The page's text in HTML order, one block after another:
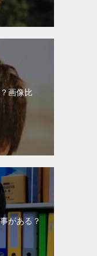
画像比
がある？